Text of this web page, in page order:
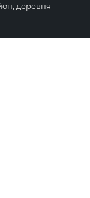
деревня